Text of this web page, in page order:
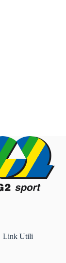
Link Utili